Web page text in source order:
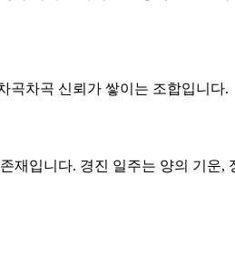
곡차곡 신뢰가 쌓이는 조합입니다.
재입니다. 경진 일주는 양의 기운,